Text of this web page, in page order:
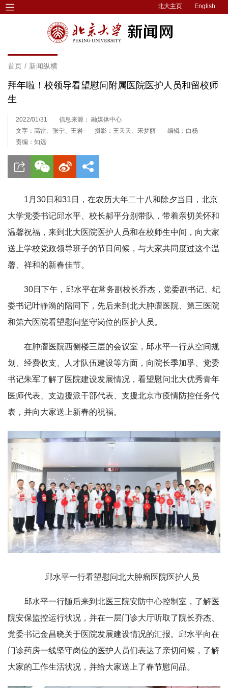
北大主页 English
首页 / 新闻纵横
拜年啦！校领导看望慰问附属医院医护人员和留校师
生
2022/01/31
信息来源： 融媒体中心
文字：高雷、张宁、王岩
摄影：王天天、宋梦丽
编辑：白杨
责编：知远
1月30日和31日，在农历大年二十八和除夕当日，北京
大学党委书记邱水平、校长郝平分别带队，带着亲切关怀和
温馨祝福，来到北大医院医护人员和在校师生中间，向大家
送上学校党政领导班子的节日问候，与大家共同度过这个温
馨、祥和的新春佳节。
30日下午，邱水平在常务副校长乔杰，党委副书记、纪
委书记叶静漪的陪同下，先后来到北大肿瘤医院、第三医院
和第六医院看望慰问坚守岗位的医护人员。
在肿瘤医院西侧楼三层的会议室，邱水平一行从空间规
划、经费收支、人才队伍建设等方面，向院长季加孚、党委
书记朱军了解了医院建设发展情况，看望慰问北大优秀青年
医师代表、支边援派干部代表、支援北京市疫情防控任务代
表，并向大家送上新春的祝福。
邱水平一行看望慰问北大肿瘤医院医护人员
邱水平一行随后来到北医三院安防中心控制室，了解医
院安保监控运行状况，并在一层门诊大厅听取了院长乔杰、
党委书记金昌晓关于医院发展建设情况的汇报。邱水平向在
门诊药房一线坚守岗位的医护人员们表达了亲切问候，了解
大家的工作生活状况，并给大家送上了春节慰问品。